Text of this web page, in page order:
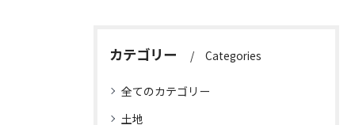
カテゴリー Categories
全てのカテゴリー
土地